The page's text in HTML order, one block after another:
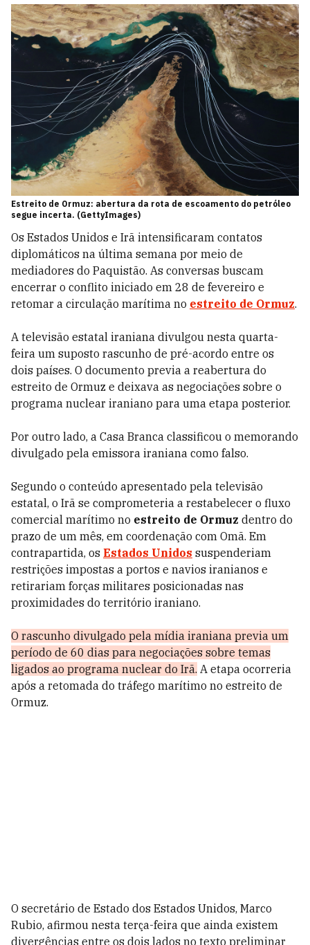
Estreito de Ormuz: abertura da rota de escoamento do petróleo
segue incerta. (GettyImages)
Os Estados Unidos e Irã intensificaram contatos
diplomáticos na última semana por meio de
mediadores do Paquistão. As conversas buscam
encerrar o conflito iniciado em 28 de fevereiro e
retomar a circulação marítima no estreito de Ormuz.
A televisão estatal iraniana divulgou nesta quarta-
feira um suposto rascunho de pré-acordo entre os
dois países. O documento previa a reabertura do
estreito de Ormuz e deixava as negociações sobre o
programa nuclear iraniano para uma etapa posterior.
Por outro lado, a Casa Branca classificou o memorando
divulgado pela emissora iraniana como falso.
Segundo o conteúdo apresentado pela televisão
estatal, o Irã se comprometeria a restabelecer o fluxo
comercial marítimo no estreito de Ormuz dentro do
prazo de um mês, em coordenação com Omã. Em
contrapartida, os Estados Unidos suspenderiam
restrições impostas a portos e navios iranianos e
retirariam forças militares posicionadas nas
proximidades do território iraniano.
O rascunho divulgado pela mídia iraniana previa um
período de 60 dias para negociações sobre temas
ligados ao programa nuclear do Irã. A etapa ocorreria
após a retomada do tráfego marítimo no estreito de
Ormuz.
O secretário de Estado dos Estados Unidos, Marco
Rubio, afirmou nesta terça-feira que ainda existem
divergências entre os dois lados no texto preliminar